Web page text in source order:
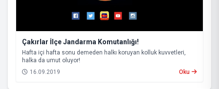
Çakırlar İlçe Jandarma Komutanlığı!
Hafta içi hafta sonu demeden halkı koruyan kolluk kuvvetleri,
halka da umut oluyor!
16.09.2019
Oku